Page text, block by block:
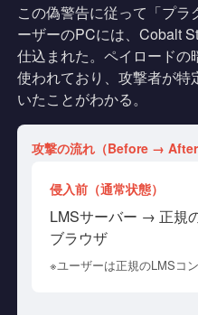
この偽警告に従って「プ
ーザーのPCには、Cobalt
仕込まれた。ペイロード
使われており、攻撃者が特
いたことがわかる。
攻撃の流れ（Before → After
侵入前（通常状態）
LMSサーバー → 正規
ブラウザ
※ユーザーは正規のLMSコ